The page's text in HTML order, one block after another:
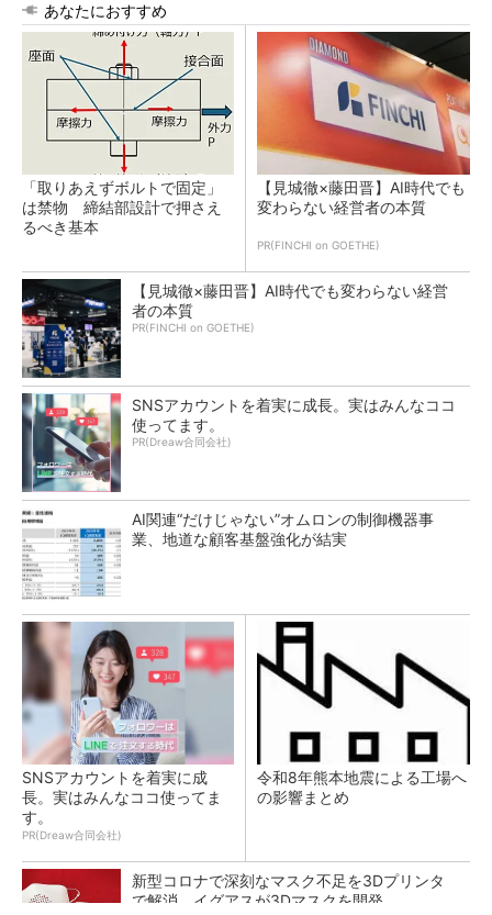
あなたにおすすめ
「取りあえずボルトで固定」
は禁物 締結部設計で押さえ
るべき基本
【見城徹×藤田晋】AI時代でも
変わらない経営者の本質
PR(FINCHI on GOETHE)
【見城徹×藤田晋】AI時代でも変わらない経営
者の本質
PR(FINCHI on GOETHE)
SNSアカウントを着実に成長。実はみんなココ
使ってます。
PR(Dreaw合同会社)
AI関連“だけじゃない”オムロンの制御機器事
業、地道な顧客基盤強化が結実
SNSアカウントを着実に成
長。実はみんなココ使ってま
す。
PR(Dreaw合同会社)
令和8年熊本地震による工場へ
の影響まとめ
新型コロナで深刻なマスク不足を3Dプリンタ
で解消、イグアスが3Dマスクを開発